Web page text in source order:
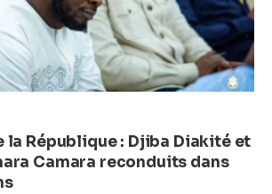
la République : Djiba Diakité et
Camara reconduits dans